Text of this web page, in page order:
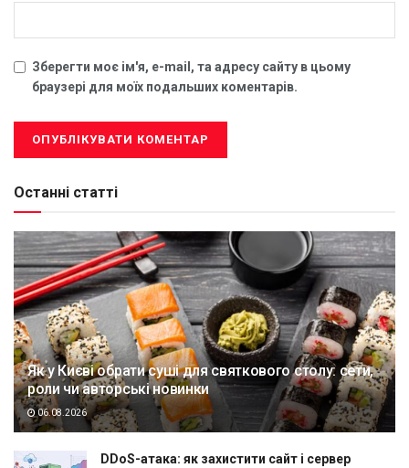
Зберегти моє ім'я, e-mail, та адресу сайту в цьому
браузері для моїх подальших коментарів.
Останні статті
Як у Києві обрати суші для святкового столу: сети,
роли чи авторські новинки
06.08.2026
DDoS-атака: як захистити сайт і сервер